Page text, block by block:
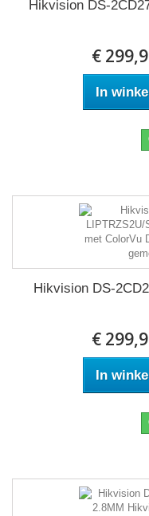
Hikvision DS-
€
In
Hikvision DS-
€
In